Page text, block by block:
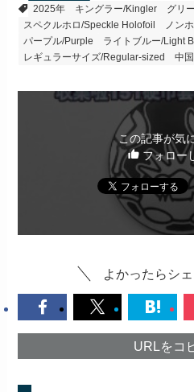
2025年
キングラー/Kingler グリ
スペクルホロ/Speckle Holofoil
ノン
パープル/Purple
ライトブルー/Light
レギュラーサイズ/Regular-sized
中
この記事が気
フォロー
よかったらシ
URLをコ